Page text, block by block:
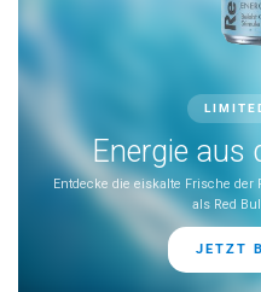
Energie aus
Entdecke die eiskalte Frische der
als Red
JETZT